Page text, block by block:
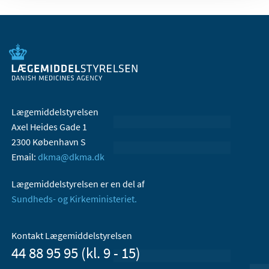
Lægemiddelstyrelsen
Axel Heides Gade 1
2300 København S
Email: dkma@dkma.dk
Lægemiddelstyrelsen er en del af
Sundheds- og Kirkeministeriet.
Kontakt Lægemiddelstyrelsen
44 88 95 95 (kl. 9 - 15)